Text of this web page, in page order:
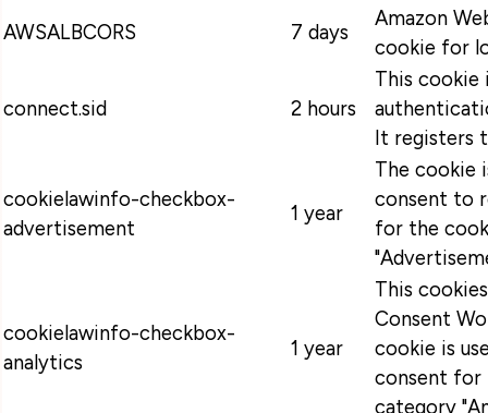
AWSALBCORS
7 days
Amazon
cookie for
connect.sid 2 hours
This cookie
It registers
cookielawinfo-checkbox-
advertisement
1 year
The cookie
consent to
for the
cookielawinfo-checkbox-
analytics
1 year
This
Consent
cookie is
consent for
category